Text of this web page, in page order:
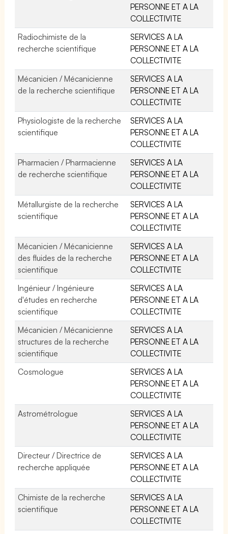
PERSONNE ET A LA
COLLECTIVITE
Radiochimiste de la
recherche scientifique
SERVICES A LA
PERSONNE ET A LA
COLLECTIVITE
Mécanicien / Mécanicienne
de la recherche scientifique
SERVICES A LA
PERSONNE ET A LA
COLLECTIVITE
Physiologiste de la recherche
scientifique
SERVICES A LA
PERSONNE ET A LA
COLLECTIVITE
Pharmacien / Pharmacienne
de recherche scientifique
SERVICES A LA
PERSONNE ET A LA
COLLECTIVITE
Métallurgiste de la recherche
scientifique
SERVICES A LA
PERSONNE ET A LA
COLLECTIVITE
Mécanicien / Mécanicienne
des fluides de la recherche
scientifique
SERVICES A LA
PERSONNE ET A LA
COLLECTIVITE
Ingénieur / Ingénieure
d'études en recherche
scientifique
SERVICES A LA
PERSONNE ET A LA
COLLECTIVITE
Mécanicien / Mécanicienne
structures de la recherche
scientifique
SERVICES A LA
PERSONNE ET A LA
COLLECTIVITE
Cosmologue
SERVICES A LA
PERSONNE ET A LA
COLLECTIVITE
Astrométrologue
SERVICES A LA
PERSONNE ET A LA
COLLECTIVITE
Directeur / Directrice de
recherche appliquée
SERVICES A LA
PERSONNE ET A LA
COLLECTIVITE
Chimiste de la recherche
scientifique
SERVICES A LA
PERSONNE ET A LA
COLLECTIVITE